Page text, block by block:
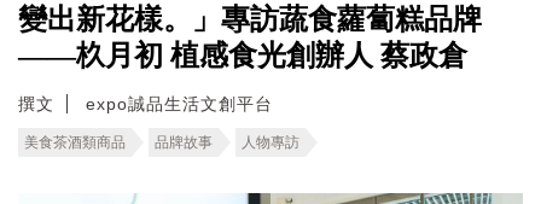
變出新花樣。」專訪蔬食蘿蔔糕品牌
——杦月初 植感食光創辦人 蔡政倉
撰文 expo誠品生活文創平台
美食茶酒類商品 品牌故事 人物專訪